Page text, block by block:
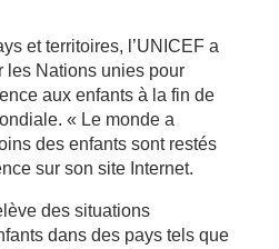
et territoires, l’UNICEF a
les Nations unies pour
aux enfants à la fin de
« Le monde a
des enfants sont restés
sur son site Internet.
des situations
dans des pays tels que